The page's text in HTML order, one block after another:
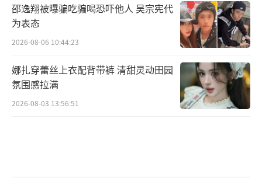
邵逸翔被曝骗吃骗喝恐吓他人 吴宗宪代
为表态
2026-08-06 10:44:23
娜扎穿蕾丝上衣配背带裤 清甜灵动田园
氛围感拉满
2026-08-03 13:56:51